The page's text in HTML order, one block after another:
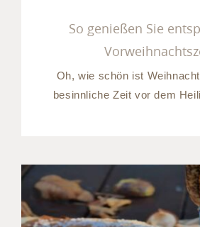
So genießen Sie
Oh, wie schön ist
besinnliche Zeit vor dem